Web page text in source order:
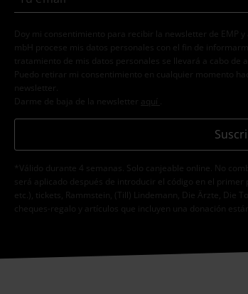
Doy mi consentimiento para recibir la newsletter de EMP
mbH procese mis datos personales con el fin de
tratamiento de mis datos personales se llevará a cabo de
Puedo retirar mi consentimiento en cualquier momento
newsletter.
Darme de baja de la newsletter
aquí
*Válido durante 4 semanas. Solo canjeable online. No
será aplicado después de introducir el código en el
etc.), tickets, Rammstein, (Till) Lindemann, Die Ärzte, Die
cheques-regalo y artículos que incluyen una donación